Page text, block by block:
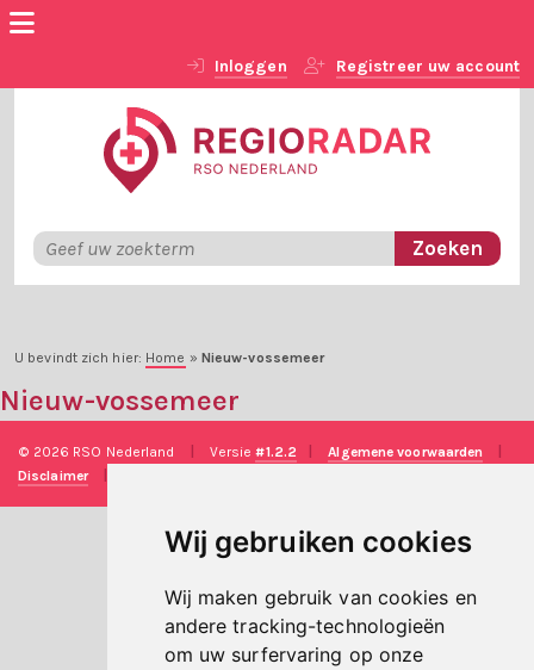
Wij gebruiken cookies
Wij maken gebruik van cookies en
andere tracking-technologieën
om uw surfervaring op onze
Inloggen Registreer uw account
U bevindt zich hier: Home » Nieuw-vossemeer
Nieuw-vossemeer
© 2026 RSO Nederland Versie#1.2.2 Algemene voorwaarden
Disclaimer